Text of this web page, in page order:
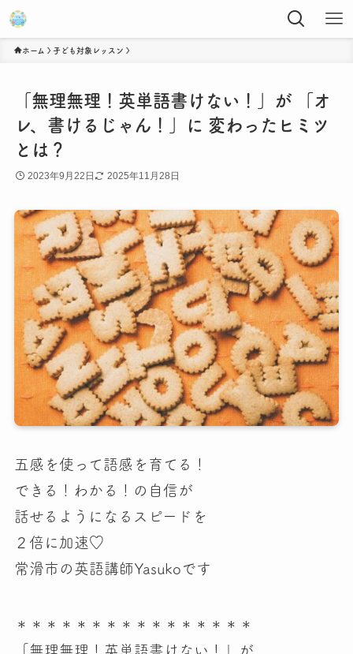
ホーム 子ども対象レッスン
「無理無理！英単語書けない！」が 「オ
レ、書けるじゃん！」に 変わったヒミツ
とは？
2023年9月22日 2025年11月28日
五感を使って語感を育てる！
できる！わかる！の自信が
話せるようになるスピードを
２倍に加速♡
常滑市の英語講師Yasukoです
＊＊＊＊＊＊＊＊＊＊＊＊＊＊＊＊
「無理無理！英単語書けない！」が